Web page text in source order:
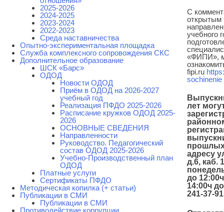
2025-2026
2024-2025
2023-2024
2022-2023
Среда наставничества
Опытно-экспериментальная площадка
Cлужба комплексного сопровождения СКС
Дополнительное образование
ШСК «Барс»
ОДОД
Новости ОДОД
Приём в ОДОД на 2026-2027
учебный год
Реализация ПФДО 2025-2026
Расписание кружков ОДОД 2025-
2026
ОСНОВНЫЕ СВЕДЕНИЯ
Направленности
Руководство. Педагогический
состав ОДОД 2025-2026
Учебно-Производственный план
ОДОД
Платные услуги
Сертификаты ПФДО
Методическая копилка (+ статьи)
Публикации в СМИ
Публикации в СМИ
Противодействие коррупции
С
открытым
учебного
«ФИПИ»,
fipi.ru
sochinenie
лет
адресу
д.6, каб.
до
14:00ч
241-37-91